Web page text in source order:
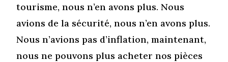
tourisme, nous n’en avons plus. Nous
avions de la sécurité, nous n’en avons plus.
Nous n’avions pas d’inflation, maintenant,
nous ne pouvons plus acheter nos pièces